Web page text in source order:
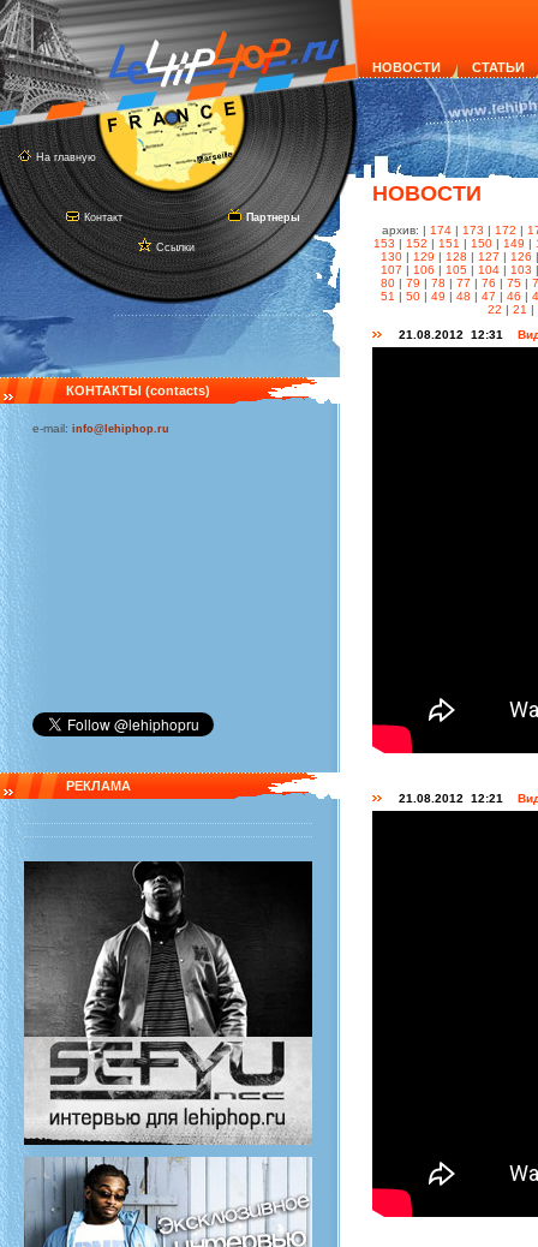
На главную
Контакт
Ссылки
Партнеры
НОВОСТИ СТАТЬИ
НОВОСТИ
КОНТАКТЫ (contacts)
e-mail: info@lehiphop.ru
РЕКЛАМА
архив: | 174 | 173 | 172 |
153 | 152 | 151 | 150 | 149 |
130| 129 | 128 | 127 | 126
107 | 106 | 105 | 104 | 103
80 | 79 | 78 | 77 | 76 | 75 |
51 | 50 | 49 | 48 | 47 | 46 |
22 | 21 |
21.08.2012 12:31
21.08.2012 12:21